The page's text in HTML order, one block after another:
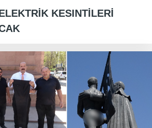
KESINTİLERİ